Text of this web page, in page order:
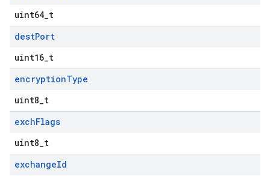
uint64_t
destPort
uint16_t
encryptionType
uint8_t
exchFlags
uint8_t
exchangeId